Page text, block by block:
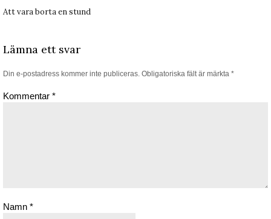
Att vara borta en stund
Lämna ett svar
Din e-postadress kommer inte publiceras. Obligatoriska fält är märkta *
Kommentar *
Namn *